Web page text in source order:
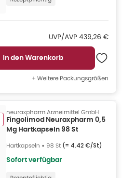
UVP/AVP UVP/AVP:
439,26 €
In den Warenkorb
+ Weitere Packungsgrößen
neuraxpharm Arzneimittel GmbH
Fingolimod Neuraxpharm 0,5
Mg Hartkapseln 98 St
Hartkapseln • 98 St (= 4.42 €/St)
Sofort verfügbar